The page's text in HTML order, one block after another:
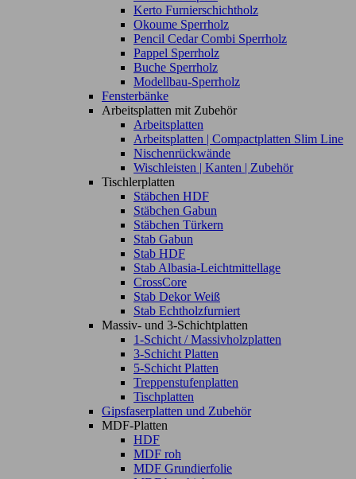
Kerto Furnierschichtholz
Okoume Sperrholz
Pencil Cedar Combi Sperrholz
Pappel Sperrholz
Buche Sperrholz
Modellbau-Sperrholz
Fensterbänke
Arbeitsplatten mit Zubehör
Arbeitsplatten
Arbeitsplatten | Compactplatten Slim Line
Nischenrückwände
Wischleisten | Kanten | Zubehör
Tischlerplatten
Stäbchen HDF
Stäbchen Gabun
Stäbchen Türkern
Stab Gabun
Stab HDF
Stab Albasia-Leichtmittellage
CrossCore
Stab Dekor Weiß
Stab Echtholzfurniert
Massiv- und 3-Schichtplatten
1-Schicht / Massivholzplatten
3-Schicht Platten
5-Schicht Platten
Treppenstufenplatten
Tischplatten
Gipsfaserplatten und Zubehör
MDF-Platten
HDF
MDF roh
MDF Grundierfolie